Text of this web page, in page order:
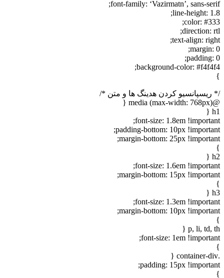
font-family: ‘Vazirmatn’, sans-
line-height:
color:
direction:
text-align:
margin:
padding:
background-color:
کردن هدینگ ها و متن */
font-size: 1.8em
padding-bottom: 10px
margin-bottom: 25px
font-size: 1.6em
margin-bottom: 15px
font-size: 1.3em
margin-bottom: 10px
p, li, td,
font-size: 1em
padding: 15px